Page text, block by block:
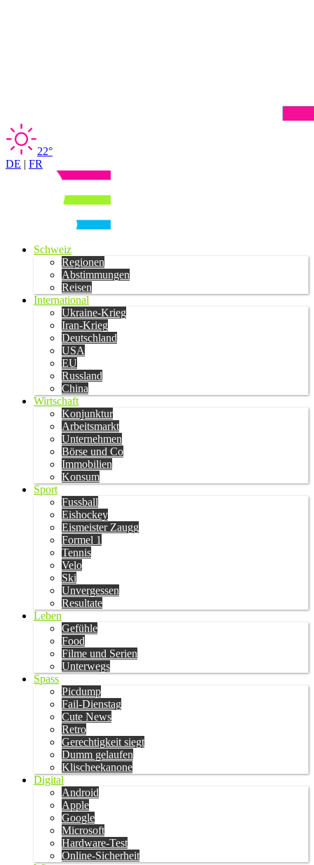
22°
DE | FR
Schweiz
Regionen
Abstimmungen
Reisen
International
Ukraine-Krieg
Iran-Krieg
Deutschland
USA
EU
Russland
China
Wirtschaft
Konjunktur
Arbeitsmarkt
Unternehmen
Börse und Co
Immobilien
Konsum
Sport
Fussball
Eishockey
Eismeister Zaugg
Formel 1
Tennis
Velo
Ski
Unvergessen
Resultate
Leben
Gefühle
Food
Filme und Serien
Unterwegs
Spass
Picdump
Fail-Dienstag
Cute News
Retro
Gerechtigkeit siegt
Dumm gelaufen
Klischeekanone
Digital
Android
Apple
Google
Microsoft
Hardware-Test
Online-Sicherheit